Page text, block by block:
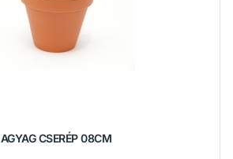
AGYAG CSERÉP 08CM